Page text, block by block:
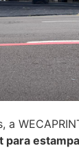
a
para